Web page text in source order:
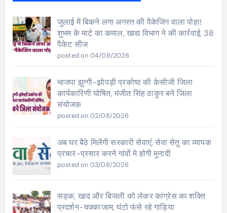
जुलाई में बिकने लगा अगस्त की पैकेजिंग वाला पोहा!
शुभम के मार्ट का कमाल, खाद्य विभाग ने की कार्रवाई, 38
पैकेट सीज
posted on 04/08/2026
भाजपा झुग्गी-झोपड़ी प्रकोष्ठ की केसीजी जिला
कार्यकारिणी घोषित, मंजीत सिंह ठाकुर बने जिला
संयोजक
posted on 02/08/2026
अब घर बैठे मिलेंगी सरकारी सेवाएं, सेवा सेतु का व्यापक
प्रचार-प्रसार करने गांवों मे होगी मुनादी
posted on 03/08/2026
सड़क, खाद और बिजली को लेकर कांग्रेस का शक्ति
प्रदर्शन-चक्काजाम, घंटो फंसे रहे गाड़िया